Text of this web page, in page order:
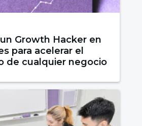
Growth Hacker en
para acelerar el
de cualquier negocio